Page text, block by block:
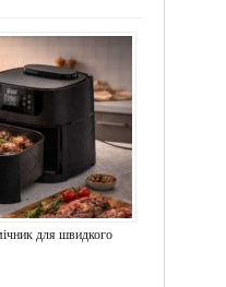
для швидкого